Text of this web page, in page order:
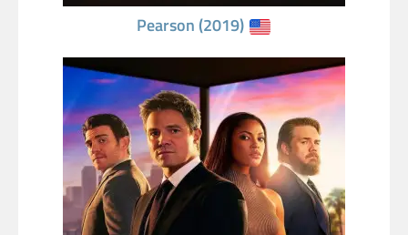
Pearson (2019)